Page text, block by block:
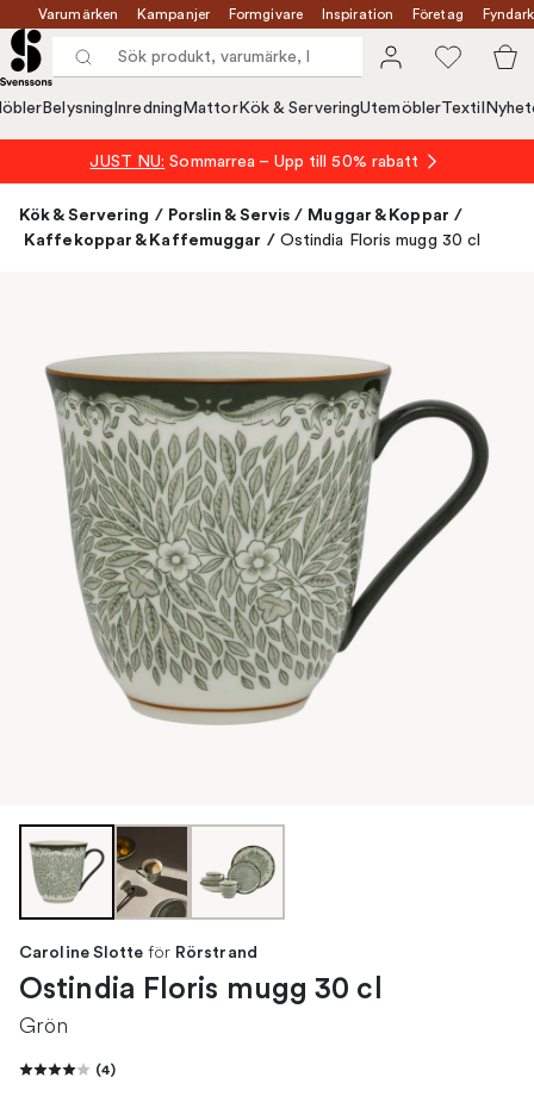
Varumärken Kampanjer Formgivare Inspiration Företag
Belysning Inredning MattorKök & ServeringUtemöblerTextil
JUST NU: Sommarrea – Upp till 50% rabatt
Kök & Servering / Porslin & Servis / Muggar & Koppar /
Kaffekoppar & Kaffemuggar / Ostindia Floris mugg 30 cl
Caroline Slotte för Rörstrand
Ostindia Floris mugg 30 cl
Grön
(4)